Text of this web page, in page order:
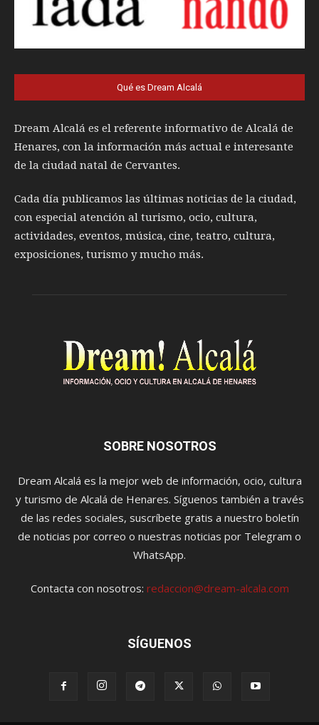
Qué es Dream Alcalá
Dream Alcalá es el referente informativo de Alcalá de
Henares, con la información más actual e interesante
de la ciudad natal de Cervantes.
Cada día publicamos las últimas noticias de la ciudad,
con especial atención al turismo, ocio, cultura,
actividades, eventos, música, cine, teatro, cultura,
exposiciones, turismo y mucho más.
SOBRE NOSOTROS
Dream Alcalá es la mejor web de información, ocio, cultura
y turismo de Alcalá de Henares. Síguenos también a través
de las redes sociales, suscríbete gratis a nuestro boletín
de noticias por correo o nuestras noticias por Telegram o
WhatsApp.
Contacta con nosotros: redaccion@dream-alcala.com
SÍGUENOS